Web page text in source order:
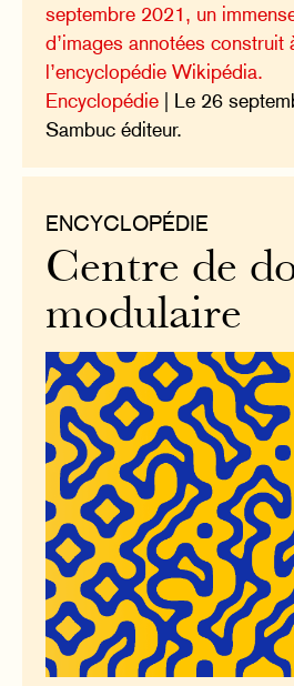
septembre 2021, un
d’images annotées construit
l’encyclopédie Wikipédia.
Encyclopédie | Le 26
Sambuc éditeur.
ENCYCLOPÉDIE
Centre de
modulaire